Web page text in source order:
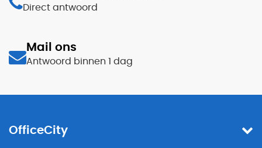
Direct antwoord
Mail ons
Antwoord binnen 1 dag
OfficeCity